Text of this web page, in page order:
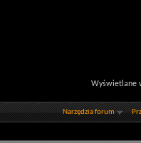
Wyświetlane
Narzędzia forum